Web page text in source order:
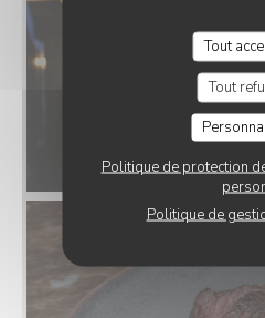
Tout
Tout
Politique de protection
Politique de